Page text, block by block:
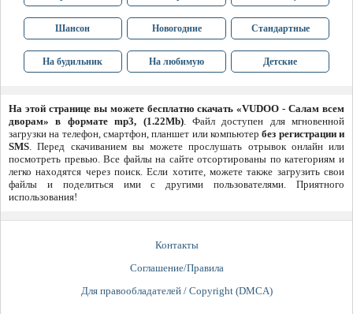
Шансон Новогодние Стандартные
На будильник На любимую Детские
На этой странице вы можете бесплатно скачать «VUDOO - Салам всем
дворам» в формате mp3, (1.22Mb). Файл доступен для мгновенной
загрузки на телефон, смартфон, планшет или компьютербез регистрации и
SMS. Перед скачиванием вы можете прослушать отрывок онлайн или
посмотреть превью. Все файлы на сайте отсортированы по категориям и
легко находятся через поиск. Если хотите, можете также загрузить свои
файлы и поделиться ими с другими пользователями. Приятного
использования!
Контакты
Соглашение/Правила
Для правообладателей / Copyright (DMCA)